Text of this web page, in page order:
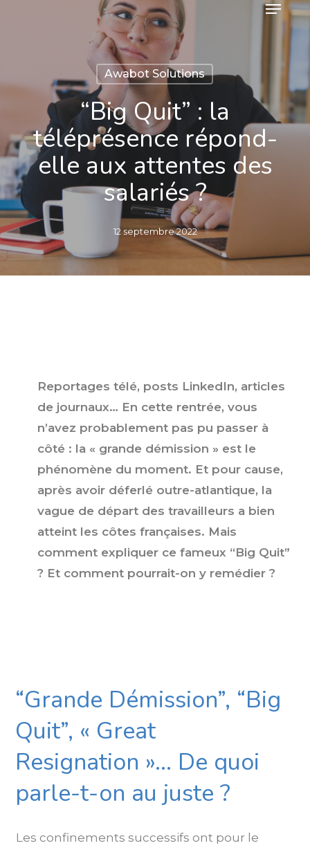
Awabot Solutions
“Big Quit” : la
téléprésence répond-
elle aux attentes des
salariés ?
12 septembre 2022
Reportages télé, posts LinkedIn, articles
de journaux… En cette rentrée, vous
n’avez probablement pas pu passer à
côté : la « grande démission » est le
phénomène du moment. Et pour cause,
après avoir déferlé outre-atlantique, la
vague de départ des travailleurs a bien
atteint les côtes françaises. Mais
comment expliquer ce fameux “Big Quit”
? Et comment pourrait-on y remédier ?
“Grande Démission”, “Big
Quit”, « Great
Resignation »… De quoi
parle-t-on au juste ?
Les confinements successifs ont pour le